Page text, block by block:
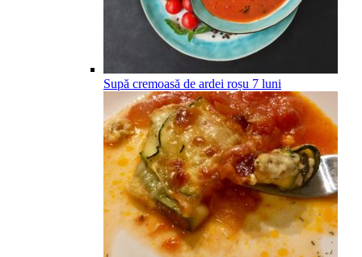
Supă cremoasă de ardei roșu 7 luni